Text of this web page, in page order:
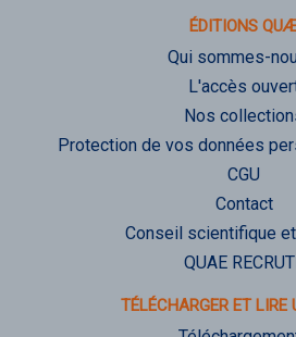
ÉDITIONS
Qui sommes-
L'accès
Nos
Protection de vos données
CGU
Contact
Conseil scientifique
QUAE
TÉLÉCHARGER ET LIRE